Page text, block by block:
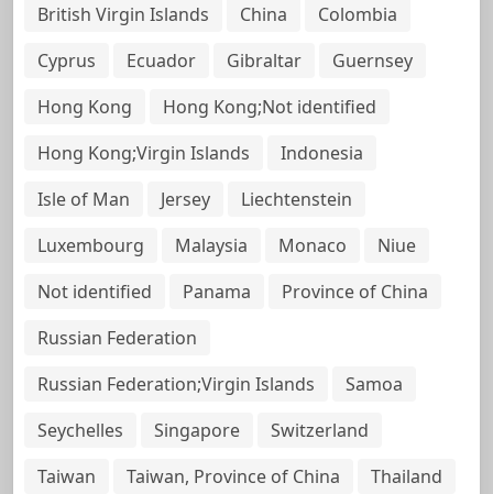
British Virgin Islands
China
Colombia
Cyprus
Ecuador Gibraltar
Guernsey
Hong Kong
Hong Kong;Not identified
Hong Kong;Virgin Islands
Indonesia
Isle of Man
Jersey
Liechtenstein
Luxembourg
Malaysia Monaco
Niue
Not identified
Panama
Province of China
Russian Federation
Russian Federation;Virgin Islands
Samoa
Seychelles
Singapore
Switzerland
Taiwan
Taiwan, Province of China Thailand